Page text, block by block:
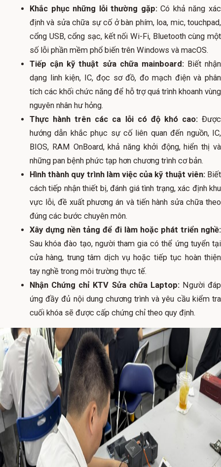
Khắc phục những lỗi thường gặp:Có khả năng xác
định và sửa chữa sự cố ở bàn phím, loa, mic, touchpad,
cổng USB, cổng sạc, kết nối Wi-Fi, Bluetooth cùng một
số lỗi phần mềm phổ biến trên Windows và macOS.
Tiếp cận kỹ thuật sửa chữa mainboard:Biết nhận
dạng linh kiện, IC, đọc sơ đồ, đo mạch điện và phân
tích các khối chức năng để hỗ trợ quá trình khoanh vùng
nguyên nhân hư hỏng.
Thực hành trên các ca lỗi có độ khó cao:Được
hướng dẫn khắc phục sự cố liên quan đến nguồn, IC,
BIOS, RAM OnBoard, khả năng khởi động, hiển thị và
những pan bệnh phức tạp hơn chương trình cơ bản.
Hình thành quy trình làm việc của kỹ thuật viên:Biết
cách tiếp nhận thiết bị, đánh giá tình trạng, xác định khu
vực lỗi, đề xuất phương án và tiến hành sửa chữa theo
đúng các bước chuyên môn.
Xây dựng nền tảng để đi làm hoặc phát triển nghề:
Sau khóa đào tạo, người tham gia có thể ứng tuyển tại
cửa hàng, trung tâm dịch vụ hoặc tiếp tục hoàn thiện
tay nghề trong môi trường thực tế.
Nhận Chứng chỉ KTV Sửa chữa Laptop:Người đáp
ứng đầy đủ nội dung chương trình và yêu cầu kiểm tra
cuối khóa sẽ được cấp chứng chỉ theo quy định.